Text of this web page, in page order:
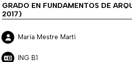
GRADO EN FUNDAMENTOS DE
2017)
María Mestre Martí
ING B1